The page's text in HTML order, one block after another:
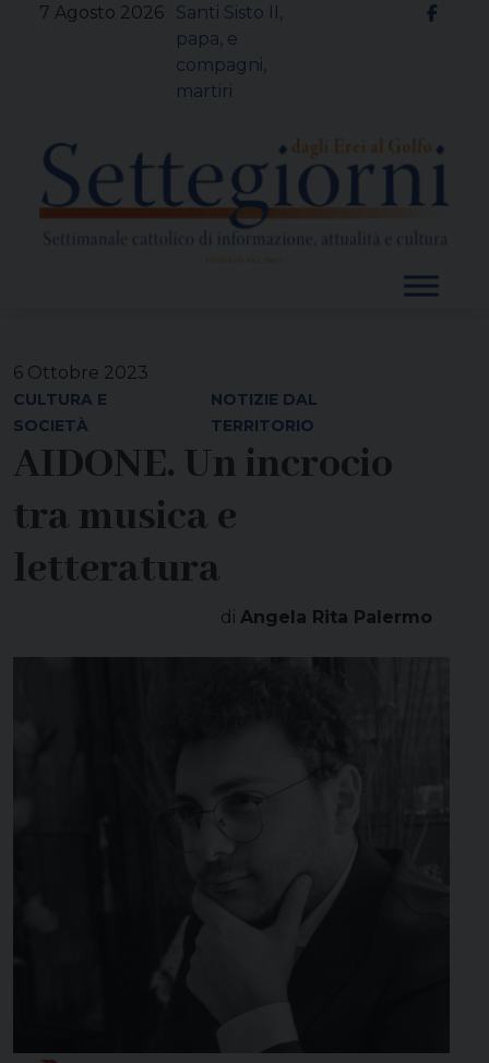
7 Agosto 2026
Santi Sisto II,
papa, e
compagni,
martiri
6 Ottobre 2023
CULTURA E
SOCIETÀ
NOTIZIE DAL
TERRITORIO
AIDONE. Un incrocio
tra musica e
letteratura
di Angela Rita Palermo